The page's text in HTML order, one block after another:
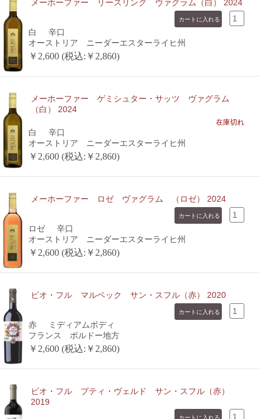
メーホーファー リースリング ヴァグラム（白） 2024
白
辛口
オーストリア ニーダーエスターライヒ州
￥2,600 (税込:￥2,860)
メーホーファー ゲミシュター・サッツ ヴァグラム
（白） 2024
在庫切れ
白
辛口
オーストリア ニーダーエスターライヒ州
￥2,600 (税込:￥2,860)
メーホーファー ロゼ ヴァグラム （ロゼ） 2024
ロゼ
辛口
オーストリア ニーダーエスターライヒ州
￥2,600 (税込:￥2,860)
ビオ・フル マルベック サン・スフル（赤） 2020
赤
ミディアムボディ
フランス ボルドー地方
￥2,600 (税込:￥2,860)
ビオ・フル プティ・ヴェルド サン・スフル（赤）
2019